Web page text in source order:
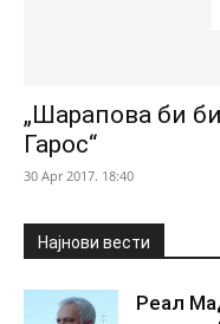
„Шарапова би
Гарос“
30 Apr 2017. 18:40
Најнови вести
Реал